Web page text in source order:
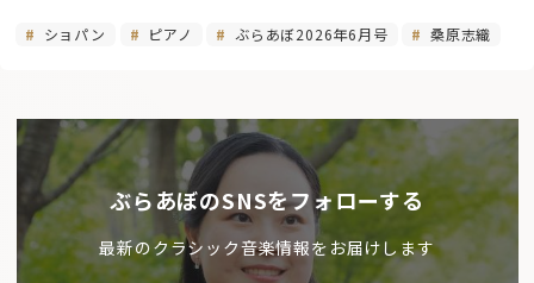
ショパン ピアノ ぶらあぼ2026年6月号 桑原志織
ぶらあぼのSNSをフォローする
最新のクラシック音楽情報をお届けします